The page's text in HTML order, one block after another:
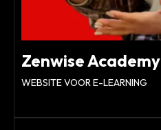
Zenwise Academy
WEBSITE VOOR E-LEARNING